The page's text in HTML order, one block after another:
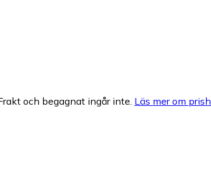
och begagnat ingår inte. Läs mer om